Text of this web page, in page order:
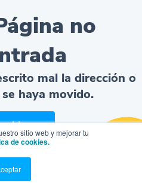
sitio web y mejorar tu
de cookies.
no
mal la dirección o
haya movido.
al home